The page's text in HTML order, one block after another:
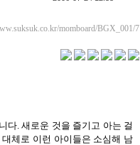
momboard/BGX_001/7
다. 새로운 것을 즐기고 아는 걸
체로 이런 아이들은 소심해 남